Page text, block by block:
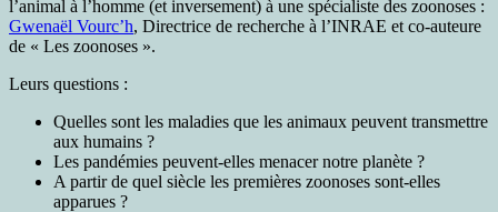
l’animal à l’homme (et inversement) à une spécialiste des zoonoses :
Gwenaël Vourc’h, Directrice de recherche à l’INRAE et co-auteure
de « Les zoonoses ».
Leurs questions :
Quelles sont les maladies que les animaux peuvent transmettre
aux humains ?
Les pandémies peuvent-elles menacer notre planète ?
A partir de quel siècle les premières zoonoses sont-elles
apparues ?